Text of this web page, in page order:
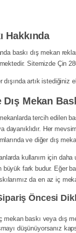
Hakkında
baskı dış mekan
Sitemizde Çin
artık istediğiniz
Mekan
tercih edilen
dayanıklıdır. Her
ve diğer dış
kullanım için
büyük fark budur. Eğer
da en az iç
Öncesi
mekan baskı veya dış
düşünüyorsanız